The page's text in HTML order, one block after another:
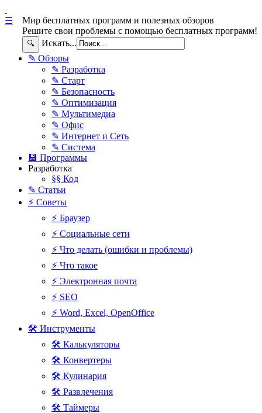
Мир бесплатных программ и полезных обзоров
Решите свои проблемы с помощью бесплатных программ!
🔍 Искать...
☰
✎ Обзоры
✎ Разработка
✎ Старт
✎ Безопасность
✎ Оптимизация
✎ Мультимедиа
✎ Офис
✎ Интернет и Сеть
✎ Система
💾 Программы
Разработка
§§ Код
✎ Статьи
⚡ Советы
⚡ Браузер
⚡ Социальные сети
⚡ Что делать (ошибки и проблемы)
⚡ Что такое
⚡ Электронная почта
⚡ SEO
⚡ Word, Excel, OpenOffice
🛠 Инструменты
🛠 Калькуляторы
🛠 Конвертеры
🛠 Кулинария
🛠 Развлечения
🛠 Таймеры